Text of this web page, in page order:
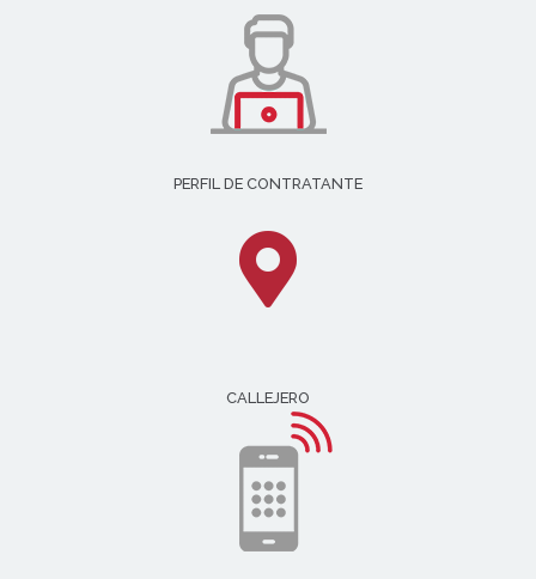
PERFIL DE CONTRATANTE
CALLEJERO